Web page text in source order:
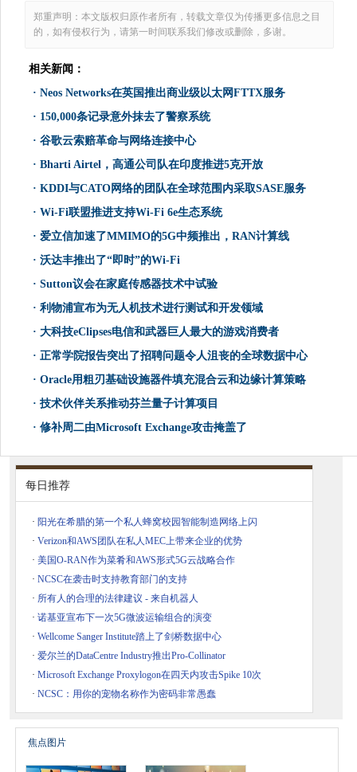
郑重声明：本文版权归原作者所有，转载文章仅为传播更多信息之目
的，如有侵权行为，请第一时间联系我们修改或删除，多谢。
相关新闻：
· Neos Networks在英国推出商业级以太网FTTX服务
· 150,000条记录意外抹去了警察系统
· 谷歌云索赔革命与网络连接中心
· Bharti Airtel，高通公司队在印度推进5克开放
· KDDI与CATO网络的团队在全球范围内采取SASE服务
· Wi-Fi联盟推进支持Wi-Fi 6e生态系统
· 爱立信加速了MMIMO的5G中频推出，RAN计算线
· 沃达丰推出了“即时”的Wi-Fi
· Sutton议会在家庭传感器技术中试验
· 利物浦宣布为无人机技术进行测试和开发领域
· 大科技eClipses电信和武器巨人最大的游戏消费者
· 正常学院报告突出了招聘问题令人沮丧的全球数据中心
· Oracle用粗刃基础设施器件填充混合云和边缘计算策略
· 技术伙伴关系推动芬兰量子计算项目
· 修补周二由Microsoft Exchange攻击掩盖了
每日推荐
· 阳光在希腊的第一个私人蜂窝校园智能制造网络上闪
· Verizon和AWS团队在私人MEC上带来企业的优势
· 美国O-RAN作为菜肴和AWS形式5G云战略合作
· NCSC在袭击时支持教育部门的支持
· 所有人的合理的法律建议 - 来自机器人
· 诺基亚宣布下一次5G微波运输组合的演变
· Wellcome Sanger Institute踏上了剑桥数据中心
· 爱尔兰的DataCentre Industry推出Pro-Collinator
· Microsoft Exchange Proxylogon在四天内攻击Spike 10次
· NCSC：用你的宠物名称作为密码非常愚蠢
焦点图片